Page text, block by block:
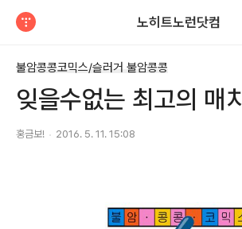
노히트노런닷컴
불암콩콩코믹스/슬러거 불암콩콩
잊을수없는 최고의 매치
홍금보! 2016. 5. 11. 15:08